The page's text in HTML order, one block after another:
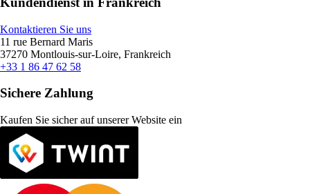
Kontaktieren Sie uns
11 rue Bernard Maris
37270 Montlouis-sur-Loire, Frankreich
+33 1 86 47 62 58
Sichere Zahlung
Kaufen Sie sicher auf unserer Website ein